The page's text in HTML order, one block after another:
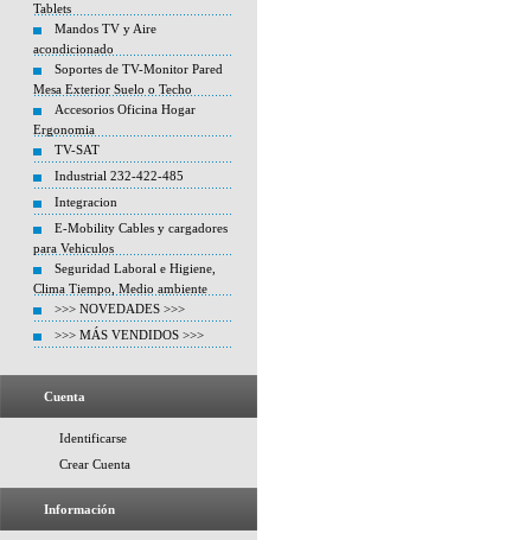
Tablets
Mandos TV y Aire
acondicionado
Soportes de TV-Monitor Pared
Mesa Exterior Suelo o Techo
Accesorios Oficina Hogar
Ergonomia
TV-SAT
Industrial 232-422-485
Integracion
E-Mobility Cables y cargadores
para Vehiculos
Seguridad Laboral e Higiene,
Clima Tiempo, Medio ambiente
>>> NOVEDADES >>>
>>> MÁS VENDIDOS >>>
Cuenta
Identificarse
Crear Cuenta
Información